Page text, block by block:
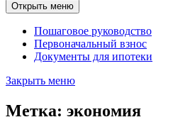
Открыть меню
Пошаговое руководство
Первоначальный взнос
Документы для ипотеки
Закрыть меню
Метка: экономия